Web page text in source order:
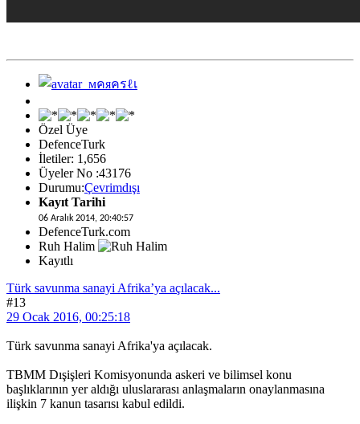
Özel Üye
DefenceTurk
İletiler: 1,656
Üyeler No :43176
Durumu:Çevrimdışı
Kayıt Tarihi
06 Aralık 2014, 20:40:57
DefenceTurk.com
Ruh Halim
Kayıtlı
Türk savunma sanayi Afrika’ya açılacak...
#13
29 Ocak 2016, 00:25:18
Türk savunma sanayi Afrika'ya açılacak.
TBMM Dışişleri Komisyonunda askeri ve bilimsel konu
başlıklarının yer aldığı uluslararası anlaşmaların onaylanmasına
ilişkin 7 kanun tasarısı kabul edildi.